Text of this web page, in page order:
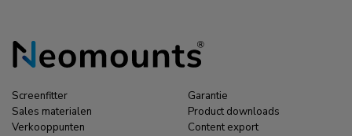
Screenfitter
Sales materialen
Verkooppunten
Garantie
Product downloads
Content export